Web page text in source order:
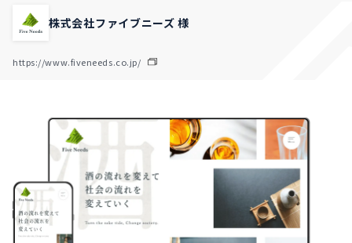
株式会社ファイブニーズ 様
https://www.fiveneeds.co.jp/